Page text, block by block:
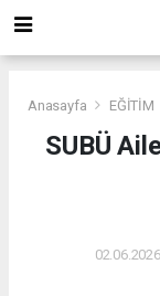
Anasayfa EĞİTİM
SUBÜ